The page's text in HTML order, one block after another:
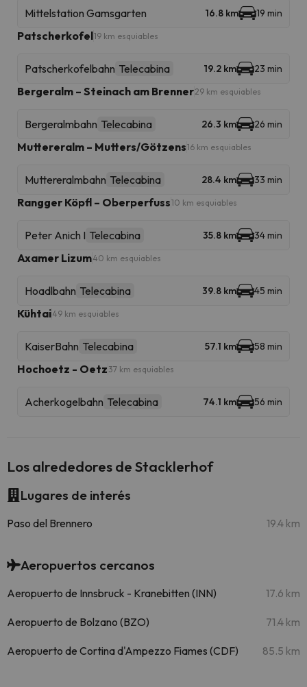
Mittelstation Gamsgarten 16.8 km 19 min
Patscherkofel19 km esquiables
Patscherkofelbahn Telecabina 19.2 km 23 min
Bergeralm – Steinach am Brenner29 km esquiables
Bergeralmbahn Telecabina 26.3 km 26 min
Muttereralm – Mutters/Götzens16 km esquiables
Muttereralmbahn Telecabina 28.4 km 33 min
Rangger Köpfl – Oberperfuss10 km esquiables
Peter Anich I Telecabina 35.8 km 34 min
Axamer Lizum40 km esquiables
Hoadlbahn Telecabina 39.8 km 45 min
Kühtai49 km esquiables
KaiserBahn Telecabina 57.1 km 58 min
Hochoetz - Oetz 37 km esquiables
Acherkogelbahn Telecabina 74.1 km 56 min
Los alrededores de Stacklerhof
Lugares de interés
Paso del Brennero 19.4 km
Aeropuertos cercanos
Aeropuerto de Innsbruck - Kranebitten (INN) 17.6 km
Aeropuerto de Bolzano (BZO) 71.4 km
Aeropuerto de Cortina d'Ampezzo Fiames (CDF) 85.5 km